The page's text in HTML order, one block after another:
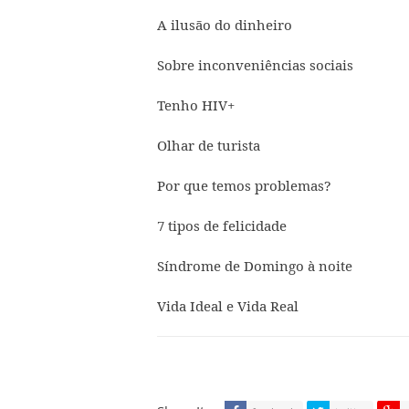
A ilusão do dinheiro
Sobre inconveniências sociais
Tenho HIV+
Olhar de turista
Por que temos problemas?
7 tipos de felicidade
Síndrome de Domingo à noite
Vida Ideal e Vida Real